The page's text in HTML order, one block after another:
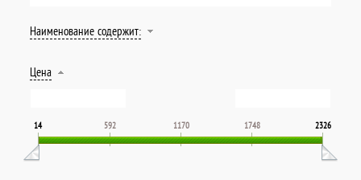
Наименование содержит:
Цена
14 592 1170 1748 2326